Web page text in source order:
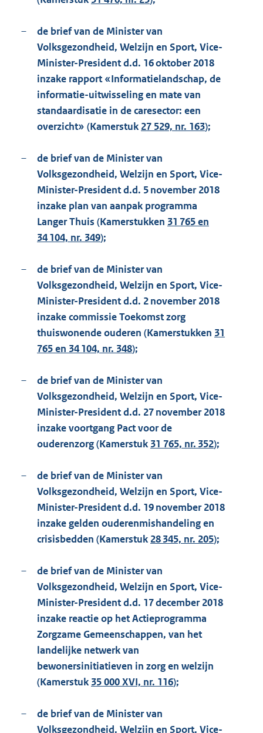
–
de brief van de Minister van
Volksgezondheid, Welzijn en Sport, Vice-
Minister-President d.d. 16 oktober 2018
inzake rapport «Informatielandschap, de
informatie-uitwisseling en mate van
standaardisatie in de caresector: een
overzicht» (Kamerstuk 27 529, nr. 163);
–
de brief van de Minister van
Volksgezondheid, Welzijn en Sport, Vice-
Minister-President d.d. 5 november 2018
inzake plan van aanpak programma
Langer Thuis (Kamerstukken 31 765 en
34 104, nr. 349);
–
de brief van de Minister van
Volksgezondheid, Welzijn en Sport, Vice-
Minister-President d.d. 2 november 2018
inzake commissie Toekomst zorg
thuiswonende ouderen (Kamerstukken 31
765 en 34 104, nr. 348);
–
de brief van de Minister van
Volksgezondheid, Welzijn en Sport, Vice-
Minister-President d.d. 27 november 2018
inzake voortgang Pact voor de
ouderenzorg (Kamerstuk 31 765, nr. 352);
–
de brief van de Minister van
Volksgezondheid, Welzijn en Sport, Vice-
Minister-President d.d. 19 november 2018
inzake gelden ouderenmishandeling en
crisisbedden (Kamerstuk 28 345, nr. 205);
–
de brief van de Minister van
Volksgezondheid, Welzijn en Sport, Vice-
Minister-President d.d. 17 december 2018
inzake reactie op het Actieprogramma
Zorgzame Gemeenschappen, van het
landelijke netwerk van
bewonersinitiatieven in zorg en welzijn
(Kamerstuk 35 000 XVI, nr. 116);
–
de brief van de Minister van
Volksgezondheid, Welzijn en Sport, Vice-